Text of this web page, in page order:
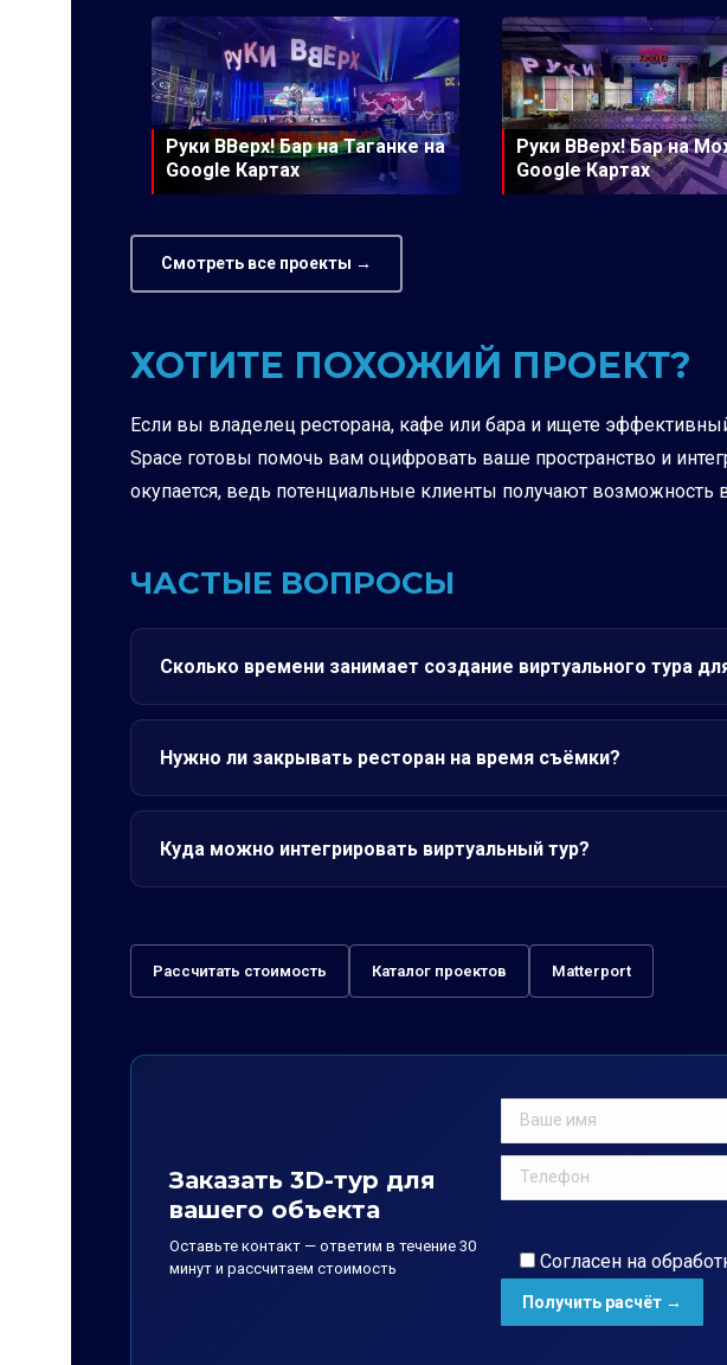
Руки ВВерх! Бар на Таганке на
Google Картах
Руки ВВерх! Бар на
Google Картах
Смотреть все проекты →
ХОТИТЕ ПОХОЖИЙ ПРОЕКТ?
Если вы владелец ресторана, кафе или бара и ищете
Space готовы помочь вам оцифровать ваше пространство и
окупается, ведь потенциальные клиенты получают
ЧАСТЫЕ ВОПРОСЫ
Сколько времени занимает создание виртуального тура
Нужно ли закрывать ресторан на время съёмки?
Куда можно интегрировать виртуальный тур?
Рассчитать стоимость Каталог проектов Matterport
Заказать 3D-тур для
вашего объекта
Оставьте контакт — ответим в течение 30
минут и рассчитаем стоимость
Согласен на